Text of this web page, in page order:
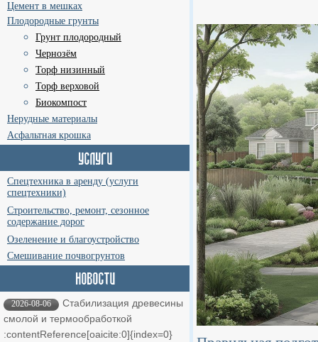
Цемент в мешках
Плодородные грунты
Грунт плодородный
Чернозём
Торф низинный
Торф верховой
Биокомпост
Нерудные материалы
Асфальтная крошка
Спецтехника в аренду (услуги
спецтехники)
Строительство, ремонт, сезонное
содержание дорог
Озеленение и благоустройство
Смешивание почвогрунтов
2026-08-06
Стабилизация древесины
смолой и термообработкой ​
:contentReference[oaicite:0]{index=0}